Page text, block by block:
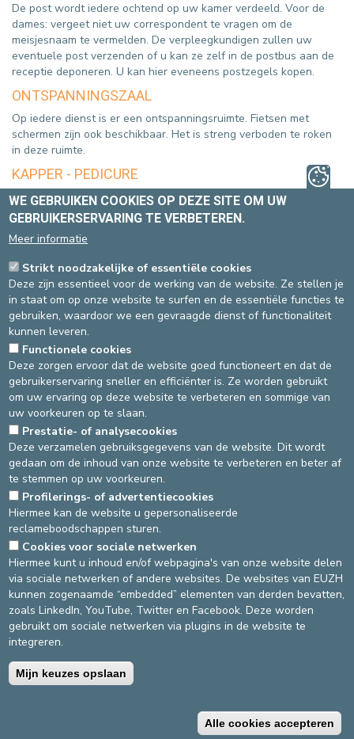
De post wordt iedere ochtend op uw kamer verdeeld. Voor de
dames: vergeet niet uw correspondent te vragen om de
meisjesnaam te vermelden. De verpleegkundigen zullen uw
eventuele post verzenden of u kan ze zelf in de postbus aan de
receptie deponeren. U kan hier eveneens postzegels kopen.
ONTSPANNINGSZAAL
Op iedere dienst is er een ontspanningsruimte. Fietsen met
schermen zijn ook beschikbaar. Het is streng verboden te roken
in deze ruimte.
KAPPER - PEDICURE
Als u dit wenst, kunt u via de hoofdverpleegkundige van uw
afdeling een afspraak maken met een kapper en/of pedicure.
UW VERTREK
Dit wordt bekeken door de maatschappelijk werkster op basis
van de medische en familiale behoeften. De maatschappelijk
werkster komt naar u toe om uw vertrek te organiseren: de
datum, het uur en het vervoer (ziekenwagen, familie …). Ook uw
familie wordt op de hoogte gebracht. Vergeet bij uw aankomst
geen nummer van een familielid door te geven. Wanneer u
vertrekt, overhandigt de arts u verschillende ontslagdocumenten:
verslag en andere documenten. Bij uw vertrek krijgt u geen
medicijnen mee (uw persoonlijke medicijnen moeten thuis blijven,
enkel de lijst is noodzakelijk).
Bron: Ploeg +2G - Laatste update
DEVELOP / REDUCE
asbl Cliniques de l’Europe – Europa Ziekenhuizen vzw
N° d’entreprise : 0432011571
Algemene gebruiksvoorwaarden
Facturatievoorwaarden
WE GEBRUIKEN COOKIES OP DEZE SITE OM UW
GEBRUIKERSERVARING TE VERBETEREN.
Meer informatie
Strikt noodzakelijke of essentiële cookies
Deze zijn essentieel voor de werking van de website. Ze stellen je
in staat om op onze website te surfen en de essentiële functies te
gebruiken, waardoor we een gevraagde dienst of functionaliteit
kunnen leveren.
Functionele cookies
Deze zorgen ervoor dat de website goed functioneert en dat de
gebruikerservaring sneller en efficiënter is. Ze worden gebruikt
om uw ervaring op deze website te verbeteren en sommige van
uw voorkeuren op te slaan.
Prestatie- of analysecookies
Deze verzamelen gebruiksgegevens van de website. Dit wordt
gedaan om de inhoud van onze website te verbeteren en beter af
te stemmen op uw voorkeuren.
Profilerings- of advertentiecookies
Hiermee kan de website u gepersonaliseerde
reclameboodschappen sturen.
Cookies voor sociale netwerken
Hiermee kunt u inhoud en/of webpagina's van onze website delen
via sociale netwerken of andere websites. De websites van EUZH
kunnen zogenaamde “embedded” elementen van derden bevatten,
zoals LinkedIn, YouTube, Twitter en Facebook. Deze worden
gebruikt om sociale netwerken via plugins in de website te
integreren.
Mijn keuzes opslaan
Alle cookies accepteren